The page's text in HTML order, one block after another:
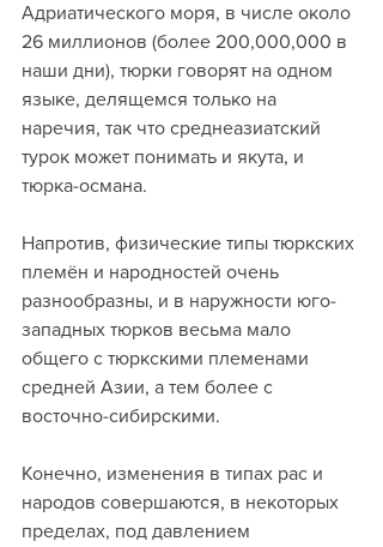
Адриатического моря, в числе около
26 миллионов (более 200,000,000 в
наши дни), тюрки говорят на одном
языке, делящемся только на
наречия, так что среднеaзиaтский
турок может понимать и якута, и
тюрка-османа.
Напротив, физические типы тюркских
племён и народностей очень
разнообразны, и в наружности юго-
западных тюрков весьма мало
общего с тюркскими племенами
средней Aзии, а тем более с
восточно-сибирскими.
Конечно, изменения в типах рас и
народов совершаются, в некоторых
пределах, под давлением